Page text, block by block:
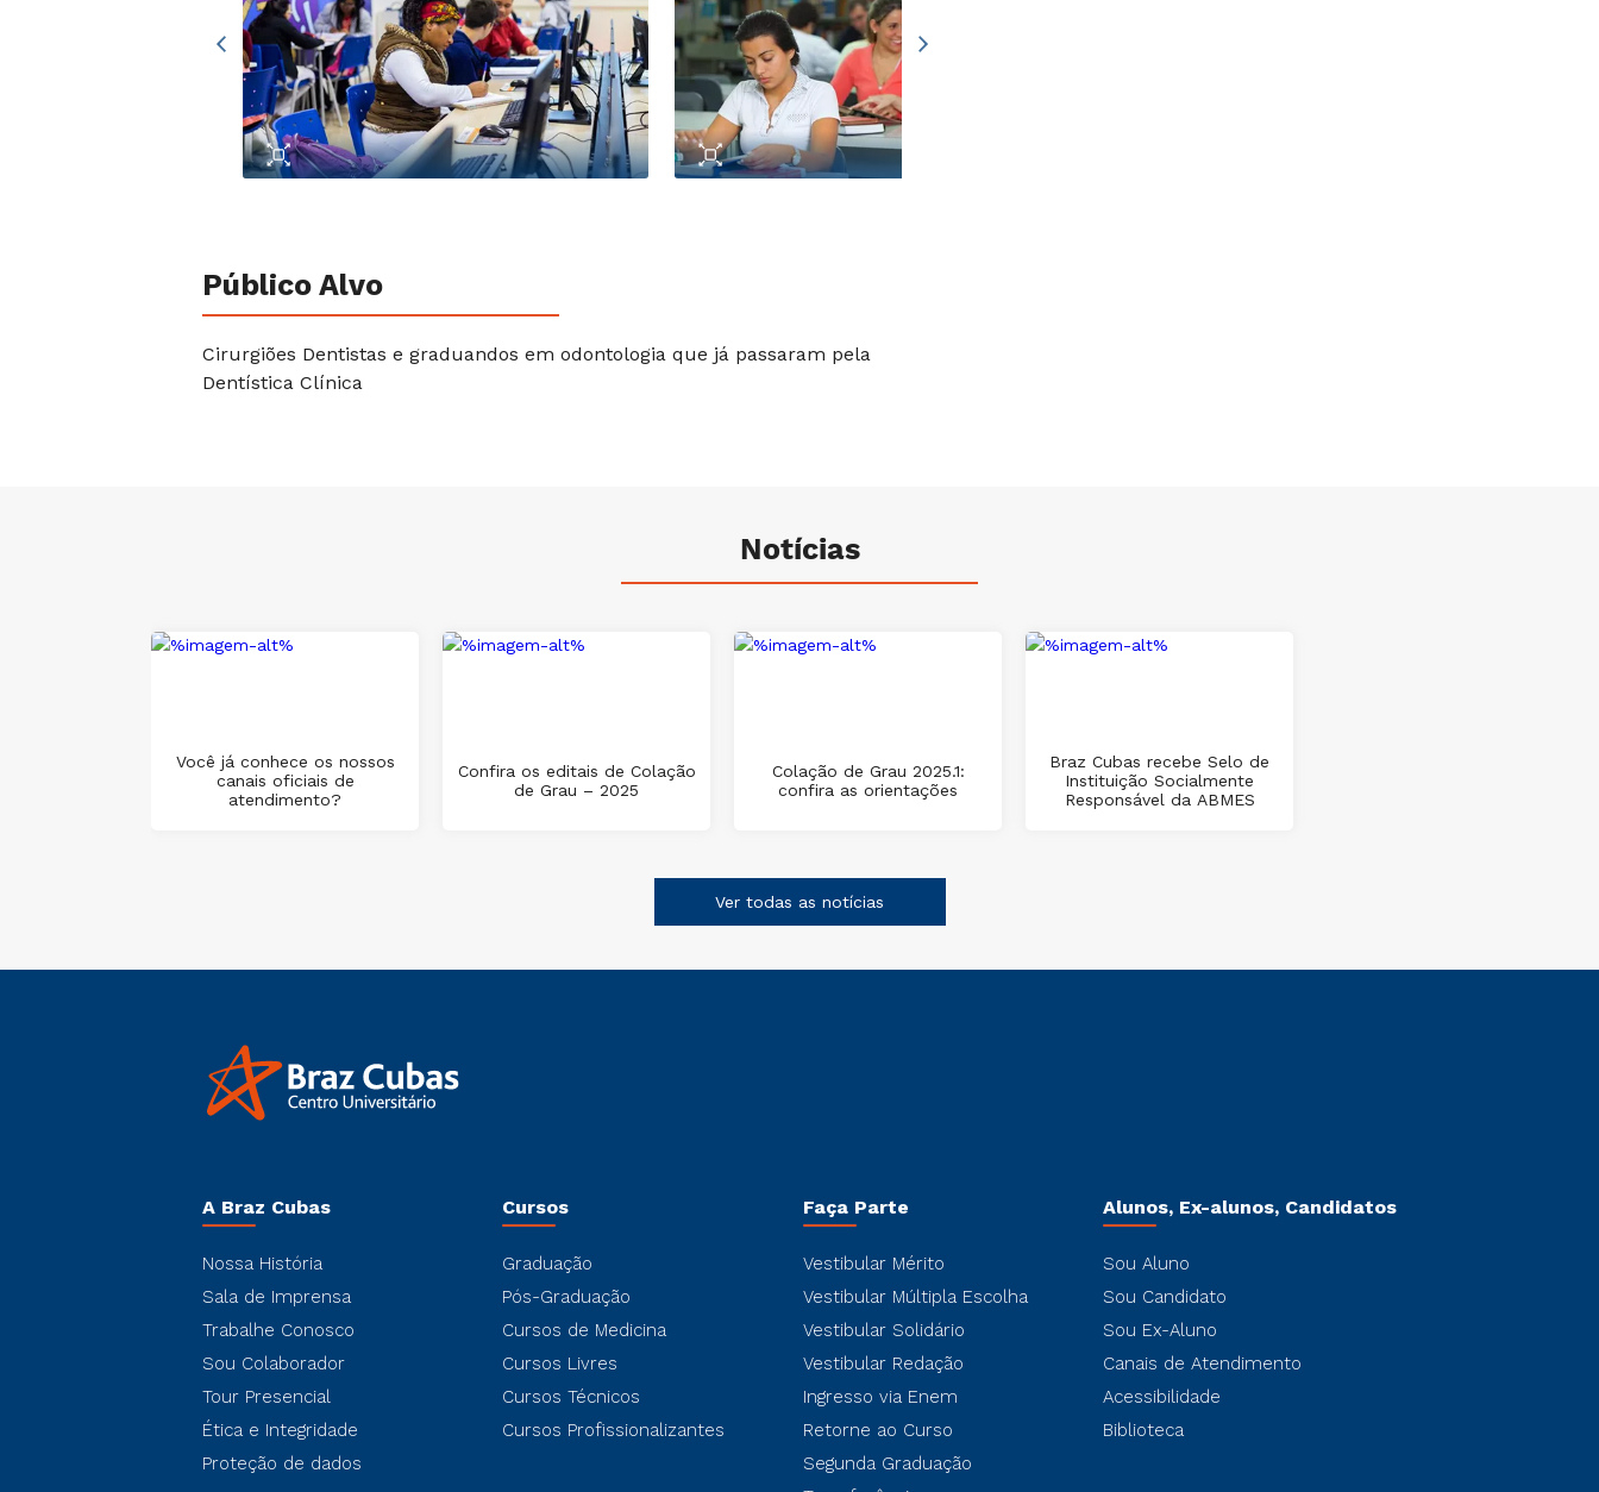
Público Alvo
Cirurgiões Dentistas e graduandos em odontologia que já passaram pela
Dentística Clínica
Notícias
Você já conhece os nossos
canais oficiais de
atendimento?
Confira os editais de Colação
de Grau – 2025
Colação de Grau 2025.1:
confira as orientações
Braz Cubas recebe Selo de
Instituição Socialmente
Responsável da ABMES
Ver todas as notícias
A Braz Cubas
Nossa História
Sala de Imprensa
Trabalhe Conosco
Sou Colaborador
Tour Presencial
Ética e Integridade
Proteção de dados
Cursos
Graduação
Pós-Graduação
Cursos de Medicina
Cursos Livres
Cursos Técnicos
Cursos Profissionalizantes
Faça Parte
Vestibular Mérito
Vestibular Múltipla Escolha
Vestibular Solidário
Vestibular Redação
Ingresso via Enem
Retorne ao Curso
Segunda Graduação
Alunos, Ex-alunos, Candidatos
Sou Aluno
Sou Candidato
Sou Ex-Aluno
Canais de Atendimento
Acessibilidade
Biblioteca